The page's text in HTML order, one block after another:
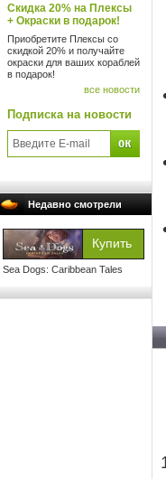
Скидка 20% на Плексы
+ Окраски в подарок!
Приобретите Плексы со
скидкой 20% и получайте
окраски для ваших кораблей
в подарок!
все новости
Подписка на новости
Недавно смотрели
Sea Dogs: Caribbean Tales